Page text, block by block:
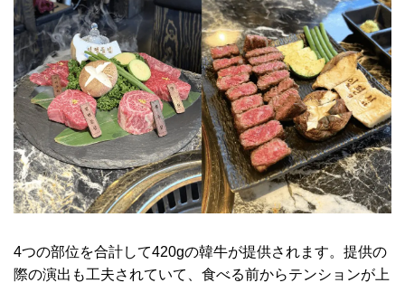
4つの部位を合計して420gの韓牛が提供されます。提供の
際の演出も工夫されていて、食べる前からテンションが上